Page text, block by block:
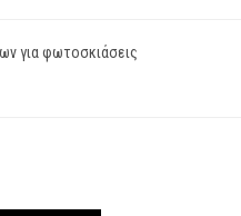
για φωτοσκιάσεις